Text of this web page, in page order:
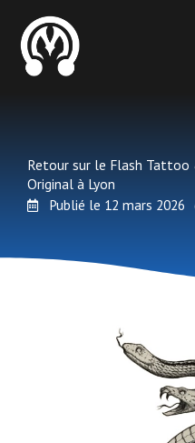
contenu
Retour sur le Flash Tattoo
Original à Lyon
Publié le 12 mars 2026